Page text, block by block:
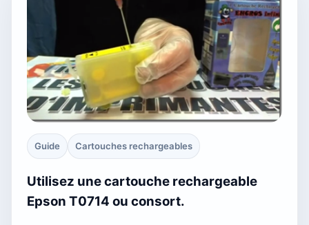
Guide Cartouches rechargeables
Utilisez une cartouche rechargeable
Epson T0714 ou consort.